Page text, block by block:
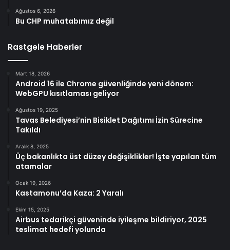
Ağustos 6, 2026
Bu CHP muhatabımız değil
Rastgele Haberler
Mart 18, 2026
Android 16 ile Chrome güvenliğinde yeni dönem:
WebGPU kısıtlaması geliyor
Ağustos 19, 2025
Tavas Belediyesi’nin Bisiklet Dağıtımı İzin Sürecine
Takıldı
Aralık 8, 2025
Üç bakanlıkta üst düzey değişiklikler! İşte yapılan tüm
atamalar
Ocak 19, 2026
Kastamonu’da Kaza: 2 Yaralı
Ekim 15, 2025
Airbus tedarikçi güveninde iyileşme bildiriyor, 2025
teslimat hedefi yolunda